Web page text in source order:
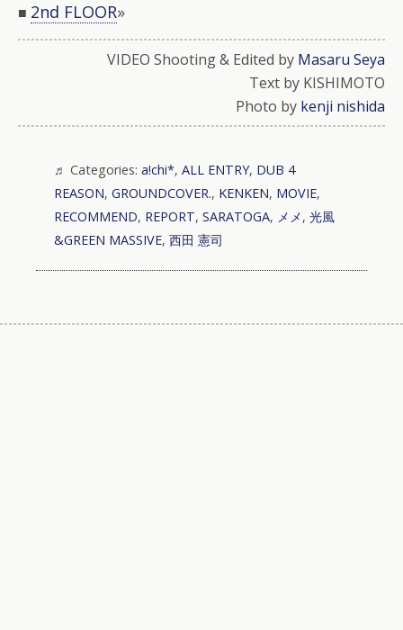
■ 2nd FLOOR»
VIDEO Shooting & Edited by Masaru Seya
Text by KISHIMOTO
Photo by kenji nishida
Categories: a!chi*, ALL ENTRY, DUB 4
REASON, GROUNDCOVER., KENKEN, MOVIE,
RECOMMEND, REPORT, SARATOGA, メメ, 光風
&GREEN MASSIVE, 西田 憲司